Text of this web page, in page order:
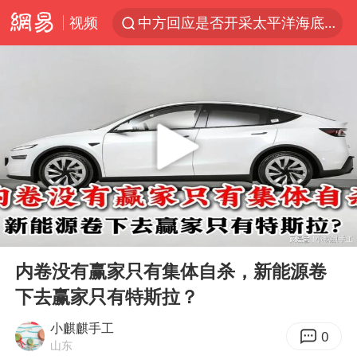
视频
中方回应是否开采太平洋海底稀土资源
我国编制完成新版全月地质图
郑国霖回应去景区上班被保安拦下
80后女柜员逆袭成4200亿银行副行长
感觉全东北都在等7号
扎哈罗娃批广岛市长不提美国原子弹
多地要求领导干部带头休假
Play
00:00 01:14
内卷没有赢家只有集体自杀，新能源卷
下去赢家只有特斯拉？
小麒麒手工
山东 0